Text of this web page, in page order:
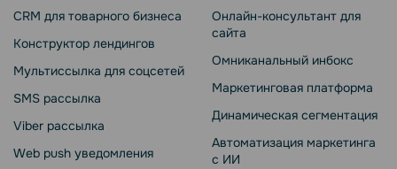
CRM для товарного бизнеса
Конструктор лендингов
Мультиссылка для соцсетей
SMS рассылка
Viber рассылка
Web push уведомления
Онлайн-консультант для
сайта
Омниканальный инбокс
Маркетинговая платформа
Динамическая сегментация
Автоматизация маркетинга
с ИИ